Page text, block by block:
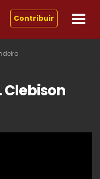
Contribuir
Clebison